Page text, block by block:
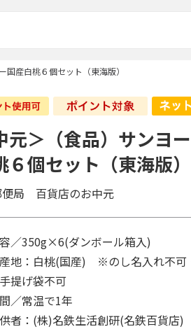
産白桃６個セット（東海版）
元＞（食品）サンヨ
６個セット（東海版）
便局 百貨店のお中元
／350g×6(ダンボール箱入)
地：白桃(国産) ※のし名入れ不可
提げ袋不可
／常温で1年
者：(株)名鉄生活創研(名鉄百貨店)